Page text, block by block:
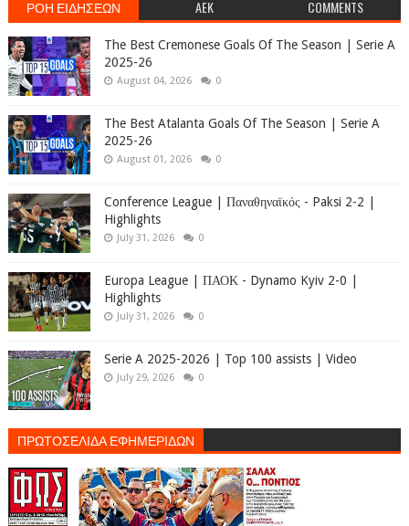
ΡΟΗ ΕΙΔΗΣΕΩΝ AEK COMMENTS
The Best Cremonese Goals Of The Season | Serie A
2025-26
August 04, 2026 0
The Best Atalanta Goals Of The Season | Serie A
2025-26
August 01, 2026 0
Conference League | Παναθηναϊκός - Paksi 2-2 |
Highlights
July 31, 2026 0
Europa League | ΠΑΟΚ - Dynamo Kyiv 2-0 |
Highlights
July 31, 2026 0
Serie A 2025-2026 | Top 100 assists | Video
July 29, 2026 0
ΠΡΩΤΟΣΕΛΙΔΑ ΕΦΗΜΕΡΙΔΩΝ